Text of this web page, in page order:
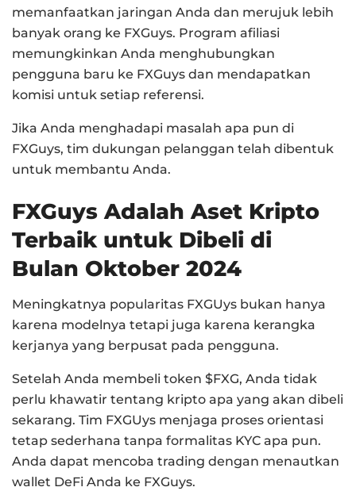
memanfaatkan jaringan Anda dan merujuk lebih
banyak orang ke FXGuys. Program afiliasi
memungkinkan Anda menghubungkan
pengguna baru ke FXGuys dan mendapatkan
komisi untuk setiap referensi.
Jika Anda menghadapi masalah apa pun di
FXGuys, tim dukungan pelanggan telah dibentuk
untuk membantu Anda.
FXGuys Adalah Aset Kripto
Terbaik untuk Dibeli di
Bulan Oktober 2024
Meningkatnya popularitas FXGUys bukan hanya
karena modelnya tetapi juga karena kerangka
kerjanya yang berpusat pada pengguna.
Setelah Anda membeli token $FXG, Anda tidak
perlu khawatir tentang kripto apa yang akan dibeli
sekarang. Tim FXGUys menjaga proses orientasi
tetap sederhana tanpa formalitas KYC apa pun.
Anda dapat mencoba trading dengan menautkan
wallet DeFi Anda ke FXGuys.